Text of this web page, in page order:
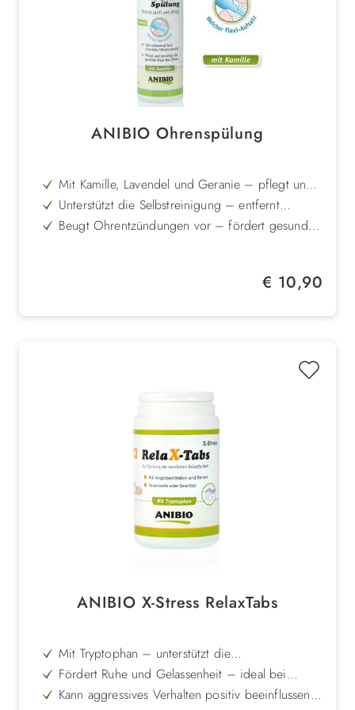
ANIBIO Ohrenspülung
Mit Kamille, Lavendel und Geranie – pflegt und
beruhigt die Ohrenhaut
Unterstützt die Selbstreinigung – entfernt
überschüssiges Ohrenschmalz zuverlässig
Beugt Ohrentzündungen vor – fördert gesunde
Flexible Nutzung – für stark verschmutzte Ohren
Regulärer Preis:
€ 10,90
ANIBIO X-Stress RelaxTabs
Mit Tryptophan – unterstützt die
Serotoninbildung und das innere Gleichgewicht
Fördert Ruhe und Gelassenheit – ideal bei
Tierarztbesuchen, Reisen oder Feuerwerk
Kann aggressives Verhalten positiv beeinflussen